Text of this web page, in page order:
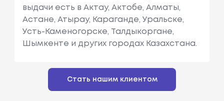
выдачи есть в Актау, Актобе, Алматы,
Астане, Атырау, Караганде, Уральске,
Усть-Каменогорске, Талдыкоргане,
Шымкенте и других городах Казахстана.
Стать нашим клиентом